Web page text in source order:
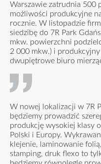
Warszawie zatrudnia 500
możliwości produkcyjne
rocznie. W listopadzie
siedzibę do 7R Park
mkw. powierzchni
2 000 mkw.) i
dwupiętrowe biuro
W nowej lokalizacji w 7R
będziemy prowadzić
produkcję wysokiej klasy
Polski i Europy.
klejenie, laminowanie
stamping, druk flexo to